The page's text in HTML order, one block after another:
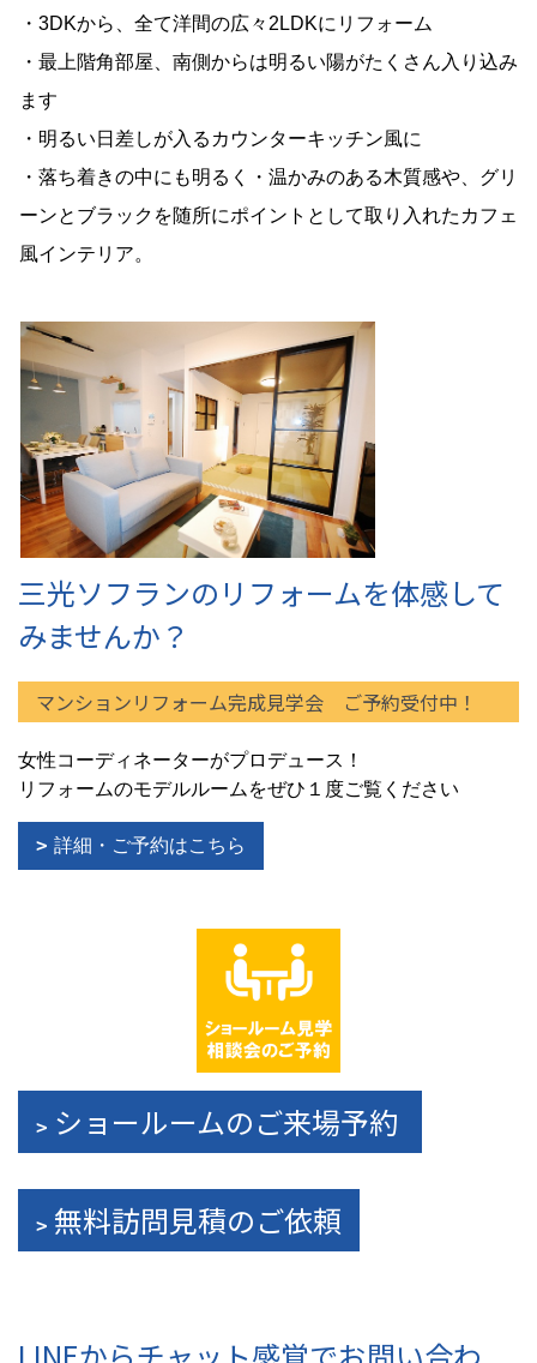
・3DKから、全て洋間の広々2LDKにリフォーム
・最上階角部屋、南側からは明るい陽がたくさん入り込み
ます
・明るい日差しが入るカウンターキッチン風に
・落ち着きの中にも明るく・温かみのある木質感や、グリ
ーンとブラックを随所にポイントとして取り入れたカフェ
風インテリア。
三光ソフランのリフォームを体感して
みませんか？
マンションリフォーム完成見学会 ご予約受付中！
女性コーディネーターがプロデュース！
リフォームのモデルルームをぜひ１度ご覧ください
詳細・ご予約はこちら
ショールームのご来場予約
無料訪問見積のご依頼